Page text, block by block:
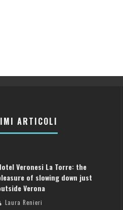
ARTICOLI
Veronesi La Torre: the
of slowing down just
Verona
Laura Renieri